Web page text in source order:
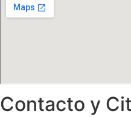
Contacto y